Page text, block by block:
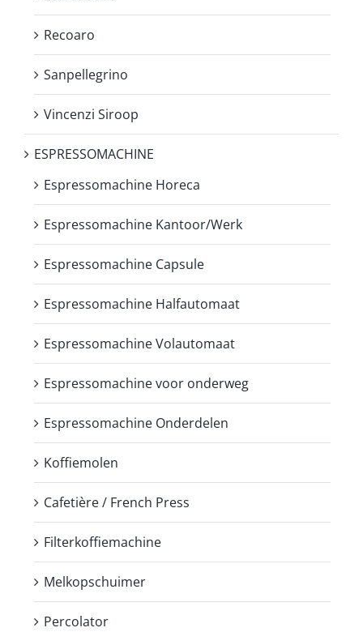
Recoaro
Sanpellegrino
Vincenzi Siroop
ESPRESSOMACHINE
Espressomachine Horeca
Espressomachine Kantoor/Werk
Espressomachine Capsule
Espressomachine Halfautomaat
Espressomachine Volautomaat
Espressomachine voor onderweg
Espressomachine Onderdelen
Koffiemolen
Cafetière / French Press
Filterkoffiemachine
Melkopschuimer
Percolator